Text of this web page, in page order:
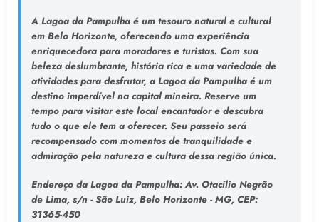
A Lagoa da Pampulha é um tesouro natural e cultural
em Belo Horizonte, oferecendo uma experiência
enriquecedora para moradores e turistas. Com sua
beleza deslumbrante, história rica e uma variedade de
atividades para desfrutar, a Lagoa da Pampulha é um
destino imperdível na capital mineira. Reserve um
tempo para visitar este local encantador e descubra
tudo o que ele tem a oferecer. Seu passeio será
recompensado com momentos de tranquilidade e
admiração pela natureza e cultura dessa região única.
Endereço da Lagoa da Pampulha: Av. Otacílio Negrão
de Lima, s/n - São Luiz, Belo Horizonte - MG, CEP:
31365-450